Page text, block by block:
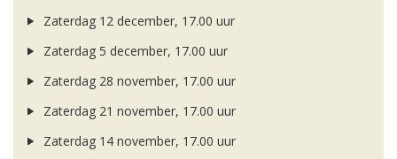
Zaterdag 12 december, 17.00 uur
Zaterdag 5 december, 17.00 uur
Zaterdag 28 november, 17.00 uur
Zaterdag 21 november, 17.00 uur
Zaterdag 14 november, 17.00 uur